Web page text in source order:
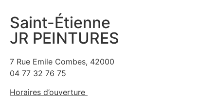
Saint-Étienne
JR PEINTURES
7 Rue Emile Combes, 42000
04 77 32 76 75
Horaires d’ouverture